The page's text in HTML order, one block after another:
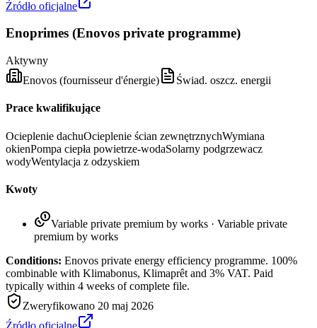
Źródło oficjalne
Enoprimes (Enovos private programme)
Aktywny
Enovos (fournisseur d'énergie)
Świad. oszcz. energii
Prace kwalifikujące
Ocieplenie dachuOcieplenie ścian zewnętrznychWymiana
okienPompa ciepła powietrze-wodaSolarny podgrzewacz
wodyWentylacja z odzyskiem
Kwoty
Variable private premium by works · Variable private
premium by works
Conditions: Enovos private energy efficiency programme. 100%
combinable with Klimabonus, Klimaprêt and 3% VAT. Paid
typically within 4 weeks of complete file.
Zweryfikowano 20 maj 2026